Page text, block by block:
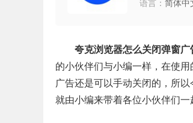
语言： 简体中
夸克浏览器怎么关闭弹窗广
的小伙伴们与小编一样，在使
广告还是可以手动关闭的，所
就由小编来带着各位小伙伴们